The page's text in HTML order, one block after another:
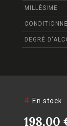
MILLÉSIME
DEGRÉ
4 En stock
198,00